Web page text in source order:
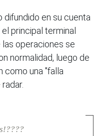
difundido en su cuenta
principal terminal
operaciones se
normalidad, luego de
como una "falla